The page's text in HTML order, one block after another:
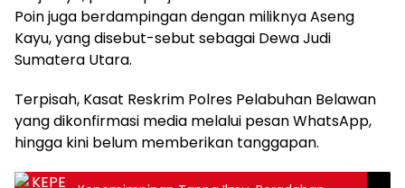
Poin juga berdampingan dengan miliknya Aseng
Kayu, yang disebut-sebut sebagai Dewa Judi
Sumatera Utara.
Terpisah, Kasat Reskrim Polres Pelabuhan Belawan
yang dikonfirmasi media melalui pesan WhatsApp,
hingga kini belum memberikan tanggapan.